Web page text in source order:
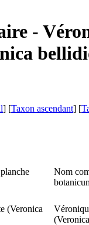
-
] [Taxon ascendant] [
Nom
(Veronica
(